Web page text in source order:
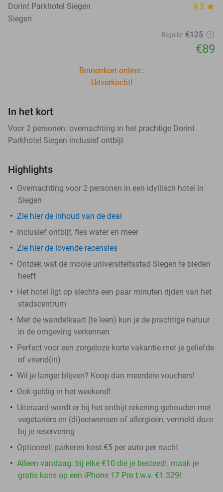
Dorint Parkhotel Siegen 9.3 star
Siegen
Regulier €125
€89
Binnenkort online::
Uitverkocht!
In het kort
Voor 2 personen: overnachting in het prachtige Dorint
Parkhotel Siegen inclusief ontbijt
Highlights
Overnachting voor 2 personen in een idyllisch hotel in
Siegen
Zie hier de inhoud van de deal
Inclusief ontbijt, fles water en meer
Zie hier de lovende recensies
Ontdek wat de mooie universiteitsstad Siegen te bieden
heeft
Het hotel ligt op slechts een paar minuten rijden van het
stadscentrum
Met de wandelkaart (te leen) kun je de prachtige natuur
in de omgeving verkennen
Perfect voor een zorgeloze korte vakantie met je geliefde
of vriend(in)
Wil je langer blijven? Koop dan meerdere vouchers!
Ook geldig in het weekend!
Uiteraard wordt er bij het ontbijt rekening gehouden met
vegetariërs en (di)eetwensen of allergieën, vermeld deze
bij je reservering
Optioneel: parkeren kost €5 per auto per nacht
Alleen vandaag: bij elke €10 die je besteedt, maak je
gratis kans op een iPhone 17 Pro t.w.v. €1.329!